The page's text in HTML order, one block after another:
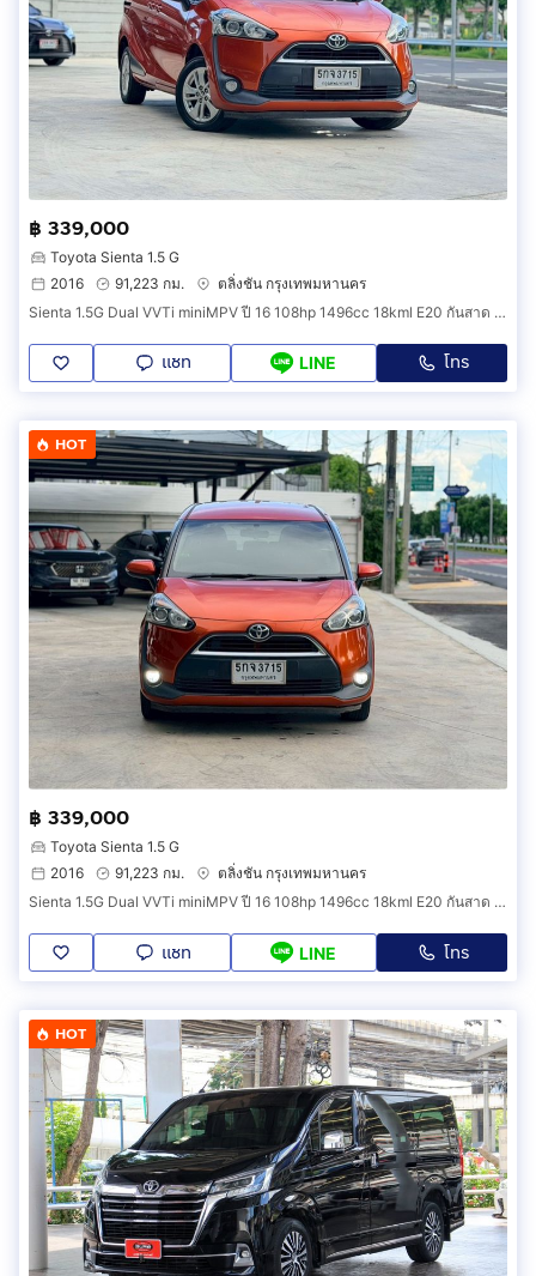
฿ 339,000
Toyota Sienta 1.5 G
2016
91,223 กม.
ตลิ่งชัน กรุงเทพมหานคร
Sienta 1.5G Dual VVTi miniMPV ปี 16 108hp 1496cc 18kml E20 กันสาด พรม ฟิล์ม ป2 ถึง 8 มค 70 ภาษี ตค 69 สมบูรณ์
แชท LINE โทร
HOT
฿ 339,000
Toyota Sienta 1.5 G
2016
91,223 กม.
ตลิ่งชัน กรุงเทพมหานคร
Sienta 1.5G Dual VVTi miniMPV ปี 16 108hp 1496cc 18kml E20 กันสาด พรม ฟิล์ม ป2 ถึง 8 มค 70 ภาษี ตค 69 สมบูรณ์
แชท LINE โทร
HOT